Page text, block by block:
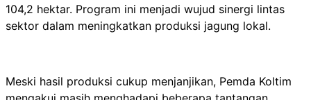
104,2 hektar. Program ini menjadi wujud sinergi lintas
sektor dalam meningkatkan produksi jagung lokal.
Meski hasil produksi cukup menjanjikan, Pemda Koltim